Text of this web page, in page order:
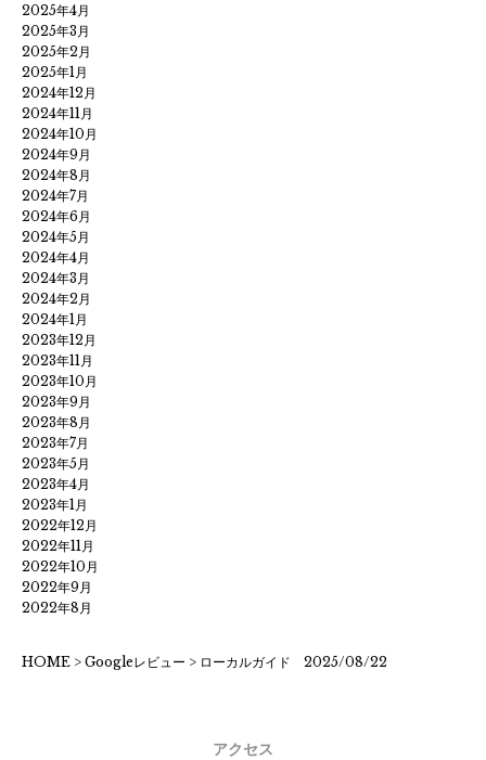
2025年4月
2025年3月
2025年2月
2025年1月
2024年12月
2024年11月
2024年10月
2024年9月
2024年8月
2024年7月
2024年6月
2024年5月
2024年4月
2024年3月
2024年2月
2024年1月
2023年12月
2023年11月
2023年10月
2023年9月
2023年8月
2023年7月
2023年5月
2023年4月
2023年1月
2022年12月
2022年11月
2022年10月
2022年9月
2022年8月
HOME > Googleレビュー > ローカルガイド 2025/08/22
アクセス